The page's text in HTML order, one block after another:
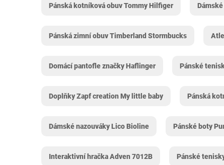
Pánská kotníková obuv Tommy Hilfiger
Pánská zimní obuv Timberland Stormbucks
Domácí pantofle značky Haflinger Pánské
Doplňky Zapf creation My little baby Pánská
Dámské nazouváky Lico Bioline Pánské boty
Interaktivní hračka Adven 7012B Pánské